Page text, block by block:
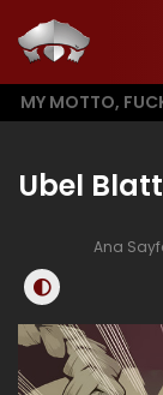
MY MOTTO,
Ubel
Ana